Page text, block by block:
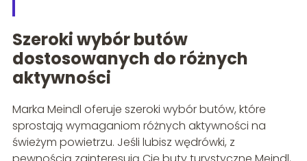
Szeroki wybór butów
dostosowanych do różnych
aktywności
Marka Meindl oferuje szeroki wybór butów, które
sprostają wymaganiom różnych aktywności na
świeżym powietrzu. Jeśli lubisz wędrówki, z